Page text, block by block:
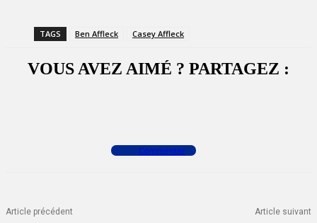
TAGS Ben Affleck Casey Affleck
VOUS AVEZ AIMÉ ? PARTAGEZ :
Commenter
Article précédent Article suivant